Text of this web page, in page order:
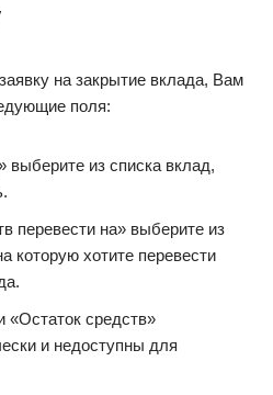
на закрытие вклада, Вам
поля:
выберите из списка вклад,
перевести на» выберите из
которую хотите перевести
«Остаток средств»
и недоступны для